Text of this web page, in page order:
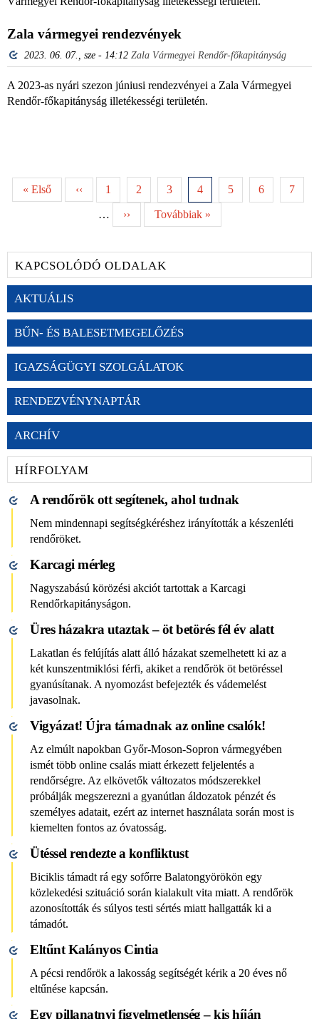
Zala vármegyei rendezvények
2023. 06. 07., sze - 14:12 Zala Vármegyei Rendőr-főkapitányság
A 2023-as nyári szezon júniusi rendezvényei a Zala Vármegyei
Rendőr-főkapitányság illetékességi területén.
« Első ‹‹ 1 2 3 4 5 6 7
… ›› Továbbiak »
KAPCSOLÓDÓ OLDALAK
AKTUÁLIS
BŰN- ÉS BALESETMEGELŐZÉS
IGAZSÁGÜGYI SZOLGÁLATOK
RENDEZVÉNYNAPTÁR
ARCHÍV
HÍRFOLYAM
A rendőrök ott segítenek, ahol tudnak
Nem mindennapi segítségkéréshez irányították a készenléti
rendőröket.
Karcagi mérleg
Nagyszabású körözési akciót tartottak a Karcagi
Rendőrkapitányságon.
Üres házakra utaztak – öt betörés fél év alatt
Lakatlan és felújítás alatt álló házakat szemelhetett ki az a
két kunszentmiklósi férfi, akiket a rendőrök öt betöréssel
gyanúsítanak. A nyomozást befejezték és vádemelést
javasolnak.
Vigyázat! Újra támadnak az online csalók!
Az elmúlt napokban Győr-Moson-Sopron vármegyében
ismét több online csalás miatt érkezett feljelentés a
rendőrségre. Az elkövetők változatos módszerekkel
próbálják megszerezni a gyanútlan áldozatok pénzét és
személyes adatait, ezért az internet használata során most is
kiemelten fontos az óvatosság.
Ütéssel rendezte a konfliktust
Biciklis támadt rá egy sofőrre Balatongyörökön egy
közlekedési szituáció során kialakult vita miatt. A rendőrök
azonosították és súlyos testi sértés miatt hallgatták ki a
támadót.
Eltűnt Kalányos Cintia
A pécsi rendőrök a lakosság segítségét kérik a 20 éves nő
eltűnése kapcsán.
Egy pillanatnyi figyelmetlenség – kis híján